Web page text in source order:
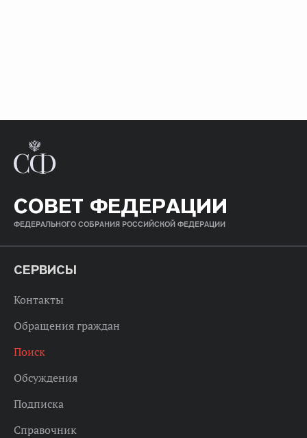
СОВЕТ ФЕДЕРАЦИИ
ФЕДЕРАЛЬНОГО СОБРАНИЯ РОССИЙСКОЙ ФЕДЕРАЦИИ
СЕРВИСЫ
Контакты
Обращения граждан
Поиск
Обсуждения
Подписка
Справочник